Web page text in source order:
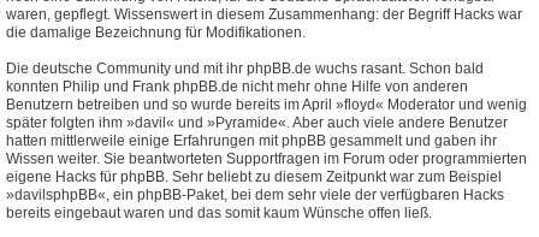
waren, gepflegt. Wissenswert in diesem Zusammenhang: der Begriff Hacks war
die damalige Bezeichnung für Modifikationen.
Die deutsche Community und mit ihr phpBB.de wuchs rasant. Schon bald
konnten Philip und Frank phpBB.de nicht mehr ohne Hilfe von anderen
Benutzern betreiben und so wurde bereits im April »floyd« Moderator und wenig
später folgten ihm »davil« und »Pyramide«. Aber auch viele andere Benutzer
hatten mittlerweile einige Erfahrungen mit phpBB gesammelt und gaben ihr
Wissen weiter. Sie beantworteten Supportfragen im Forum oder programmierten
eigene Hacks für phpBB. Sehr beliebt zu diesem Zeitpunkt war zum Beispiel
»davilsphpBB«, ein phpBB-Paket, bei dem sehr viele der verfügbaren Hacks
bereits eingebaut waren und das somit kaum Wünsche offen ließ.